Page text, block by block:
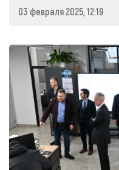
03 февраля 2025, 12:19